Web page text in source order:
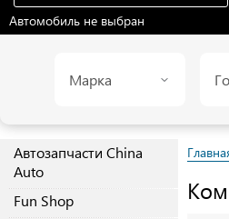
Автомобиль не выбран
Марка
Автозапчасти China
Auto
Fun Shop